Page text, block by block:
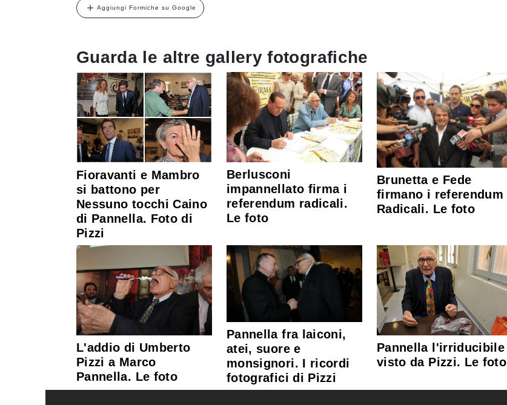
Aggiungi Formiche su Google
Guarda le altre gallery fotografiche
Fioravanti e Mambro
si battono per
Nessuno tocchi Caino
di Pannella. Foto di
Pizzi
Berlusconi
impannellato firma i
referendum radicali.
Le foto
Brunetta e Fede
firmano i referendum
Radicali. Le foto
L'addio di Umberto
Pizzi a Marco
Pannella. Le foto
Pannella fra laiconi,
atei, suore e
monsignori. I ricordi
fotografici di Pizzi
Pannella l'irriducibile
visto da Pizzi. Le foto